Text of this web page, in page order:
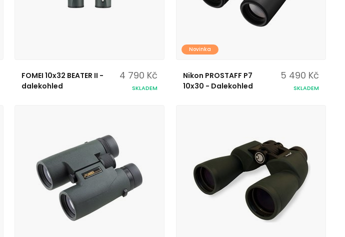
FOMEI 10x32 BEATER II -
dalekohled
4 790 Kč
SKLADEM
Novinka
Nikon PROSTAFF P7
10x30 - Dalekohled
5 490 Kč
SKLADEM